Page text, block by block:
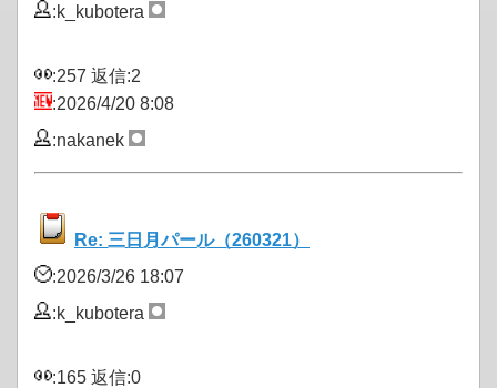
:k_kubotera
:257 返信:2
:2026/4/20 8:08
:nakanek
Re: 三日月パール（260321）
:2026/3/26 18:07
:k_kubotera
:165 返信:0